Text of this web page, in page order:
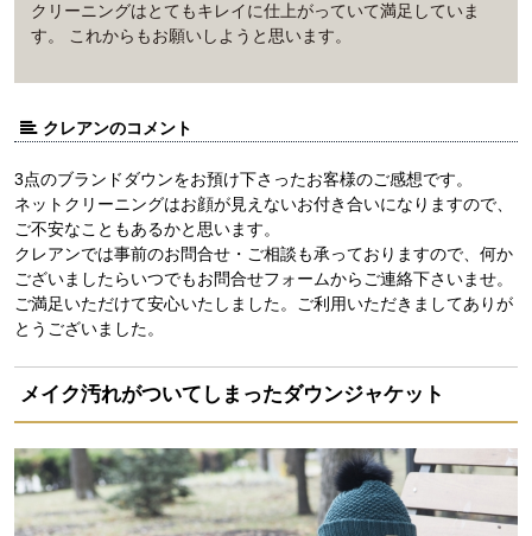
クリーニングはとてもキレイに仕上がっていて満足していま
す。 これからもお願いしようと思います。
クレアンのコメント
3点のブランドダウンをお預け下さったお客様のご感想です。
ネットクリーニングはお顔が見えないお付き合いになりますので、
ご不安なこともあるかと思います。
クレアンでは事前のお問合せ・ご相談も承っておりますので、何か
ございましたらいつでもお問合せフォームからご連絡下さいませ。
ご満足いただけて安心いたしました。ご利用いただきましてありが
とうございました。
メイク汚れがついてしまったダウンジャケット